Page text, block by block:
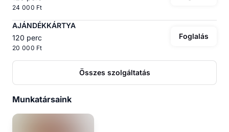
24 000 Ft
AJÁNDÉKKÁRTYA
120 perc
20 000 Ft
Foglalás
Összes szolgáltatás
Munkatársaink